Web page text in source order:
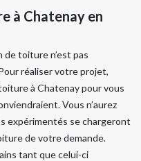
à Chatenay en
de toiture n’est pas
réaliser votre projet,
à Chatenay pour vous
Vous n’aurez
expérimentés se chargeront
de votre demande.
tant que celui-ci